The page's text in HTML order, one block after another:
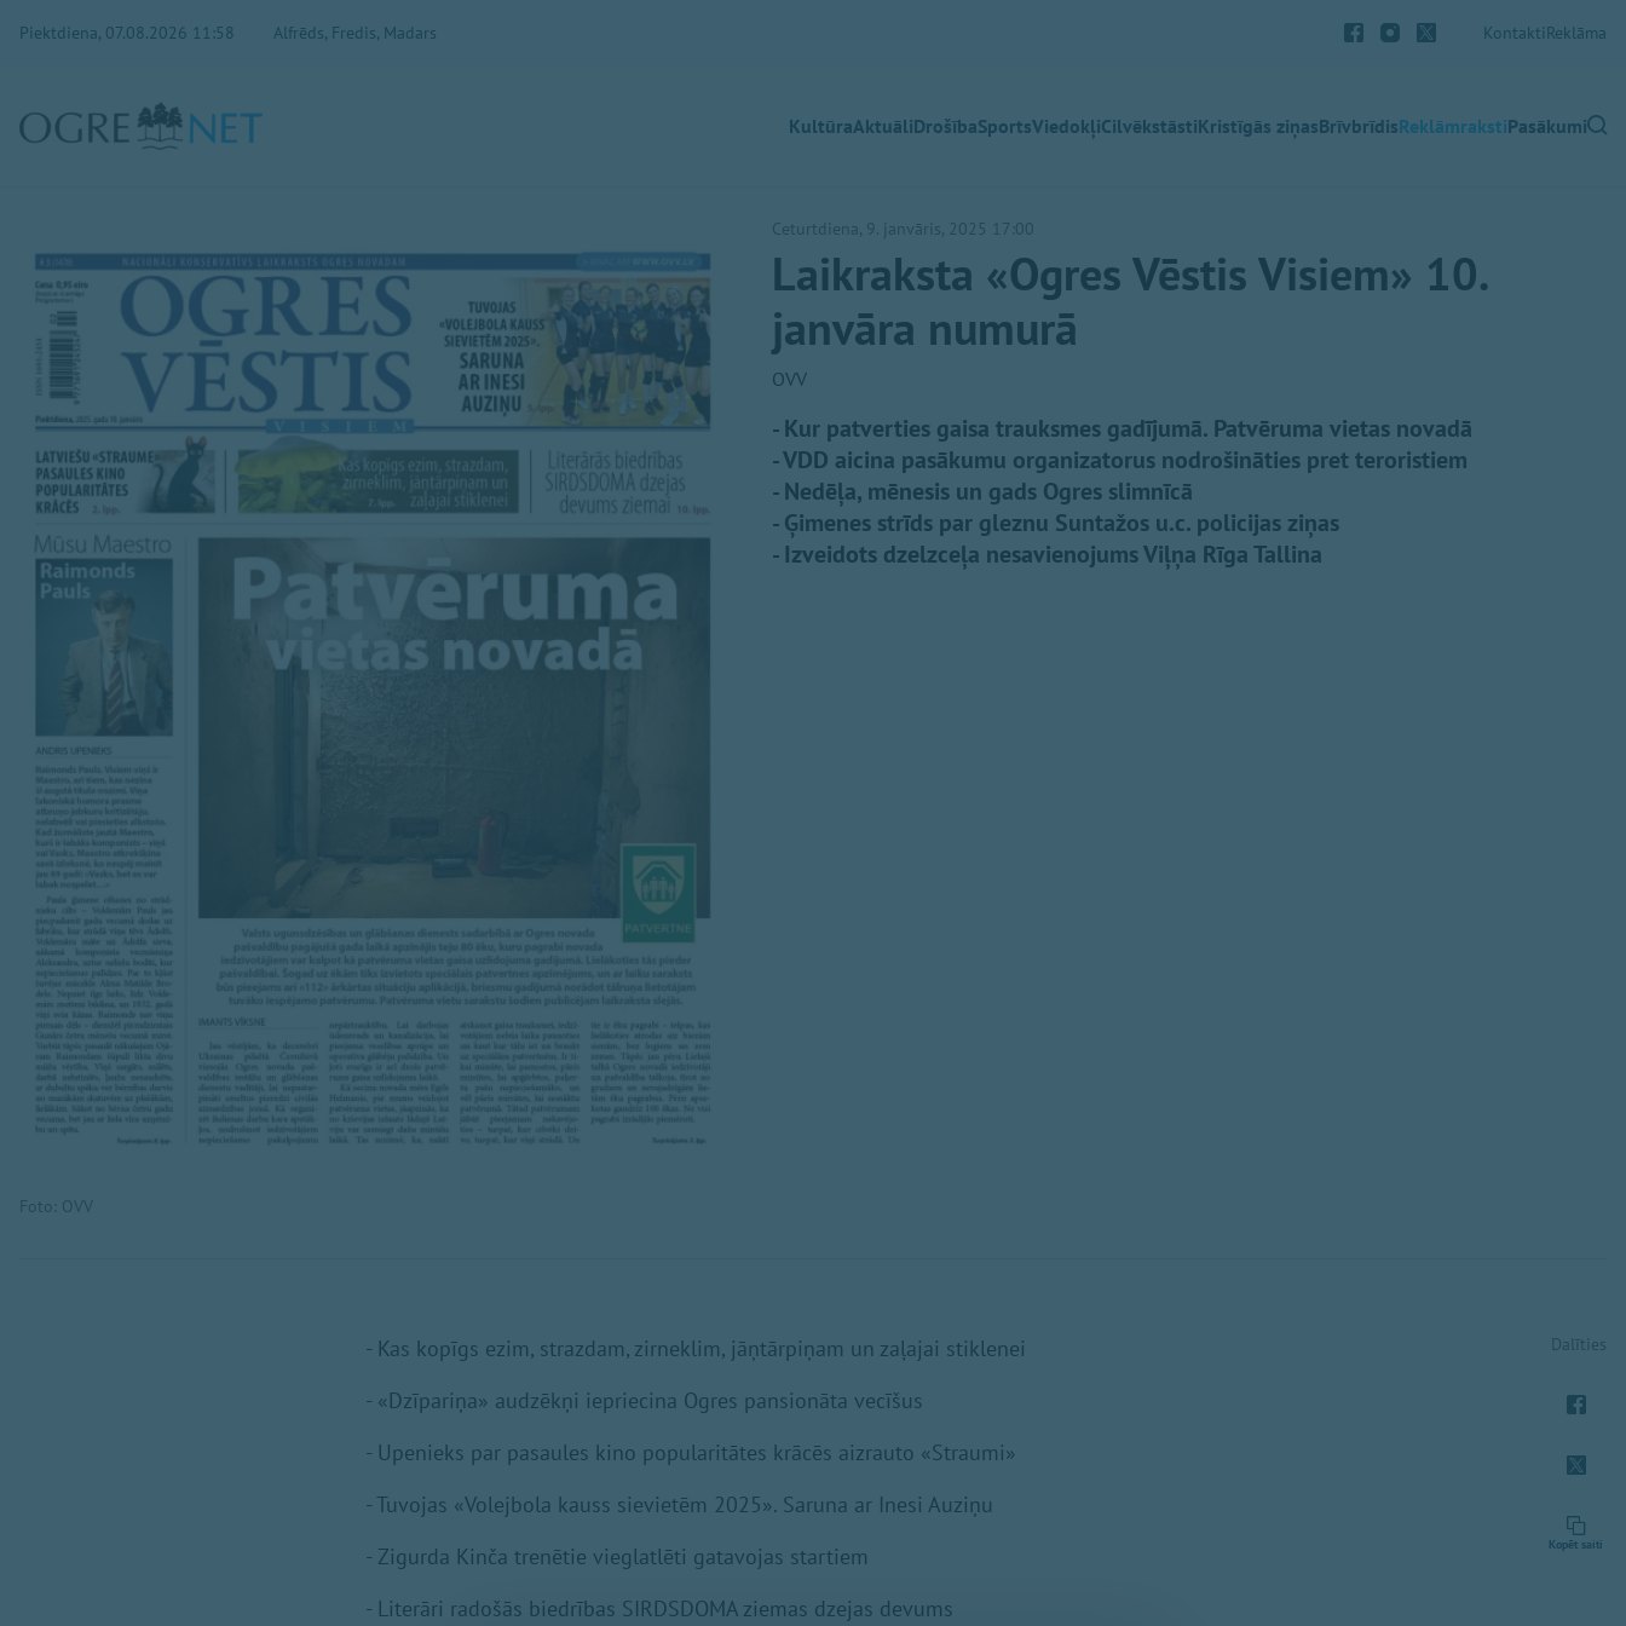
Piektdiena, 07.08.2026 11:58 Alfrēds, Fredis, Madars KontaktiReklāma
KultūraAktuāliDrošībaSportsViedokļiCilvēkstāstiKristīgās ziņasBrīvbrīdisReklāmrakstiPasākumi
Foto: OVV
Ceturtdiena, 9. janvāris, 2025 17:00
Laikraksta «Ogres Vēstis Visiem» 10.
janvāra numurā
OVV
- Kur patverties gaisa trauksmes gadījumā. Patvēruma vietas novadā
- VDD aicina pasākumu organizatorus nodrošināties pret teroristiem
- Nedēļa, mēnesis un gads Ogres slimnīcā
- Ģimenes strīds par gleznu Suntažos u.c. policijas ziņas
- Izveidots dzelzceļa nesavienojums Viļņa Rīga Tallina
- Kas kopīgs ezim, strazdam, zirneklim, jāņtārpiņam un zaļajai stiklenei
- «Dzīpariņa» audzēkņi iepriecina Ogres pansionāta vecīšus
- Upenieks par pasaules kino popularitātes krācēs aizrauto «Straumi»
- Tuvojas «Volejbola kauss sievietēm 2025». Saruna ar Inesi Auziņu
- Zigurda Kinča trenētie vieglatlēti gatavojas startiem
- Literāri radošās biedrības SIRDSDOMA ziemas dzejas devums
Dalīties
Kopēt saiti